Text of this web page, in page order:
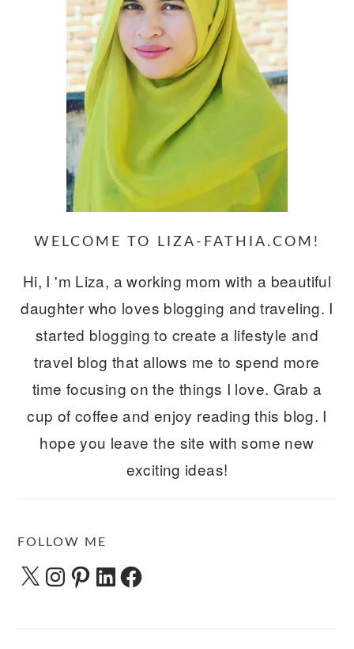
WELCOME TO LIZA-FATHIA.COM!
Hi, I 'm Liza, a working mom with a beautiful
daughter who loves blogging and traveling. I
started blogging to create a lifestyle and
travel blog that allows me to spend more
time focusing on the things I love. Grab a
cup of coffee and enjoy reading this blog. I
hope you leave the site with some new
exciting ideas!
FOLLOW ME
X Instagram
Pinterest
LinkedInFacebook